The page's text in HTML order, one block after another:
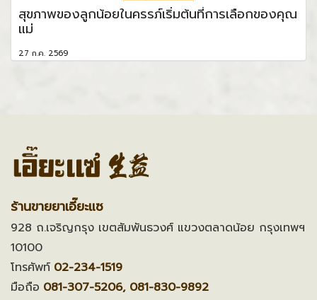
สุขภาพของลูกน้อยในครรภ์เริ่มต้นที่การเลือกของคุณ
แม่
27 ก.ค. 2569
ร้านขายยาเอี๊ยะแซ
928 ถ.เจริญกรุง เขตสัมพันธวงศ์ แขวงตลาดน้อย กรุงเทพฯ
10100
โทรศัพท์ 02-234-1519
มือถือ 081-307-5206, 081-830-9892